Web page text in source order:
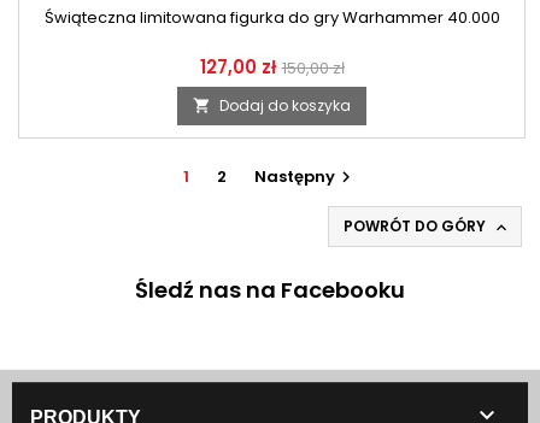
Świąteczna limitowana figurka do gry Warhammer 40.000
127,00 zł 150,00 zł
 Dodaj do koszyka
1 2 Następny 
POWRÓT DO GÓRY 
Śledź nas na Facebooku
PRODUKTY 